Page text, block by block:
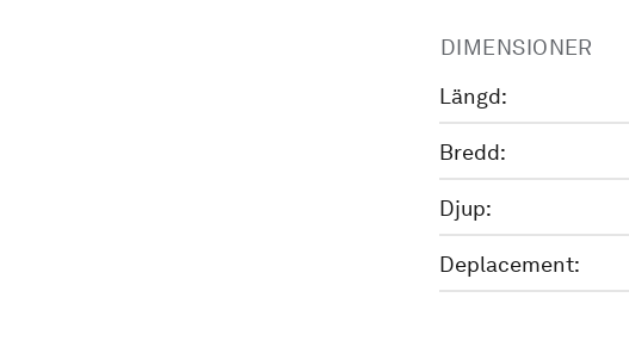
DIMENSIONER
Längd:
Bredd:
Djup:
Deplacement: